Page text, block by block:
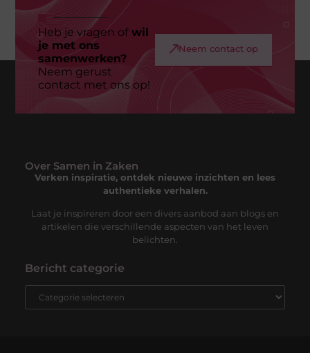
Heb je vragen ofwil
je met ons
samenwerken?
Neem gerust
contact met ons op!
Neem contact op
Over Samen in Zaken
Verken inspiratie, ontdek nieuwe inzichten en lees
authentieke verhalen.
Laat je inspireren door een divers aanbod aan blogs en
artikelen die verschillende aspecten van het leven
belichten.
Bericht categorie